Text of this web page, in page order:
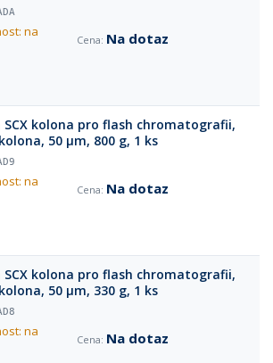
na
Na dotaz
SCX kolona pro flash chromatografii,
50 µm, 800 g, 1 ks
na
Na dotaz
SCX kolona pro flash chromatografii,
50 µm, 330 g, 1 ks
na
Na dotaz